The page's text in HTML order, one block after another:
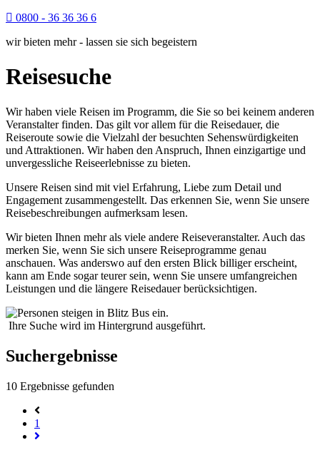
0800 - 36 36 36 6
wir bieten mehr - lassen sie sich begeistern
Reisesuche
Wir haben viele Reisen im Programm, die Sie so bei keinem anderen
Veranstalter finden. Das gilt vor allem für die Reisedauer, die
Reiseroute sowie die Vielzahl der besuchten Sehenswürdigkeiten
und Attraktionen. Wir haben den Anspruch, Ihnen einzigartige und
unvergessliche Reiseerlebnisse zu bieten.
Unsere Reisen sind mit viel Erfahrung, Liebe zum Detail und
Engagement zusammengestellt. Das erkennen Sie, wenn Sie unsere
Reisebeschreibungen aufmerksam lesen.
Wir bieten Ihnen mehr als viele andere Reiseveranstalter. Auch das
merken Sie, wenn Sie sich unsere Reiseprogramme genau
anschauen. Was anderswo auf den ersten Blick billiger erscheint,
kann am Ende sogar teurer sein, wenn Sie unsere umfangreichen
Leistungen und die längere Reisedauer berücksichtigen.
Ihre Suche wird im Hintergrund ausgeführt.
Suchergebnisse
10 Ergebnisse gefunden
1